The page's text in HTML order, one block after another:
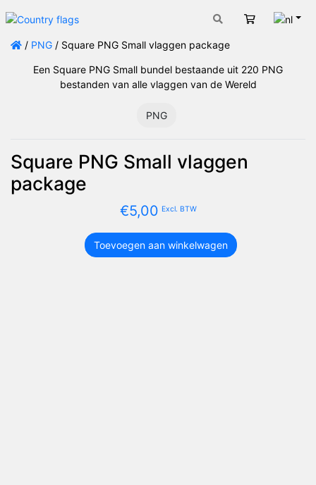
Winkelwagen
/ PNG / Square PNG Small vlaggen package
Een Square PNG Small bundel bestaande uit 220 PNG
bestanden van alle vlaggen van de Wereld
PNG
Square PNG Small vlaggen
package
€5,00 Excl. BTW
Square
Toevoegen aan winkelwagen